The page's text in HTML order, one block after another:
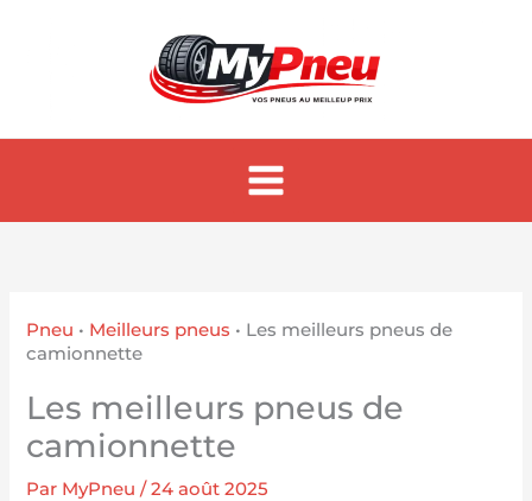
Pneu • Meilleurs pneus • Les meilleurs pneus de
camionnette
Les meilleurs pneus de
camionnette
Par MyPneu/24 août 2025